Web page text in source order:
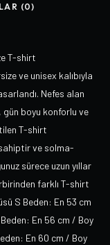
(0)
T-shirt
ve unisex kalıbıyla
Nefes alan
gün boyu konforlu ve
T-shirt
ve solma-
sürece uzun yıllar
farklı T-shirt
S Beden: En 53 cm
En 56 cm / Boy
En 60 cm / Boy